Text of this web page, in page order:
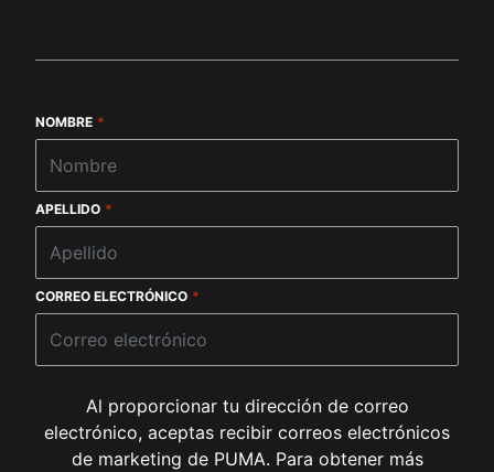
Formstrip PUMA de gamuza
NOMBRE *
APELLIDO *
CORREO ELECTRÓNICO *
Al proporcionar tu dirección de correo
electrónico, aceptas recibir correos electrónicos
de marketing de PUMA. Para obtener más